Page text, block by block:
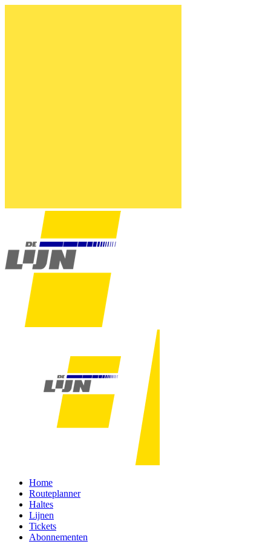
Home
Routeplanner
Haltes
Lijnen
Tickets
Abonnementen